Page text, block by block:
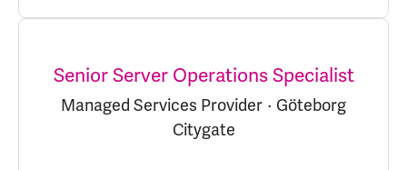
Senior Server Operations Specialist
Managed Services Provider · Göteborg
Citygate